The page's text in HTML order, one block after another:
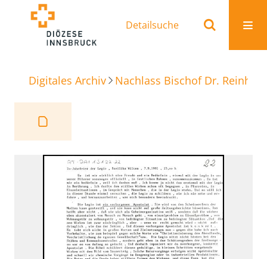
Detailsuche
Digitales Archiv Nachlass Bischof Dr.